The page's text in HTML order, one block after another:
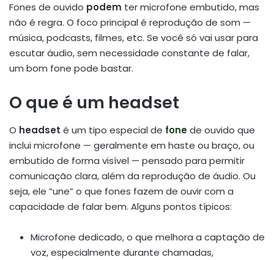
Fones de ouvido podem ter microfone embutido, mas
não é regra. O foco principal é reprodução de som —
música, podcasts, filmes, etc. Se você só vai usar para
escutar áudio, sem necessidade constante de falar,
um bom fone pode bastar.
O que é um headset
O headset é um tipo especial de fonede ouvido que
inclui microfone — geralmente em haste ou braço, ou
embutido de forma visível — pensado para permitir
comunicação clara, além da reprodução de áudio. Ou
seja, ele “une” o que fones fazem de ouvir com a
capacidade de falar bem. Alguns pontos típicos:
Microfone dedicado, o que melhora a captação de
voz, especialmente durante chamadas,